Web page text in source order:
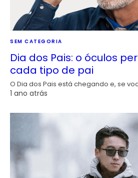
SEM CATEGORIA
Dia dos Pais: o óculos
cada tipo de pai
O Dia dos Pais está chegando e, se
1 ano atrás